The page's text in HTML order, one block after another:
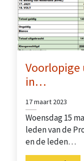
Voorlopige
in…
17 maart 2023
Woensdag 15
leden van de
en de leden…